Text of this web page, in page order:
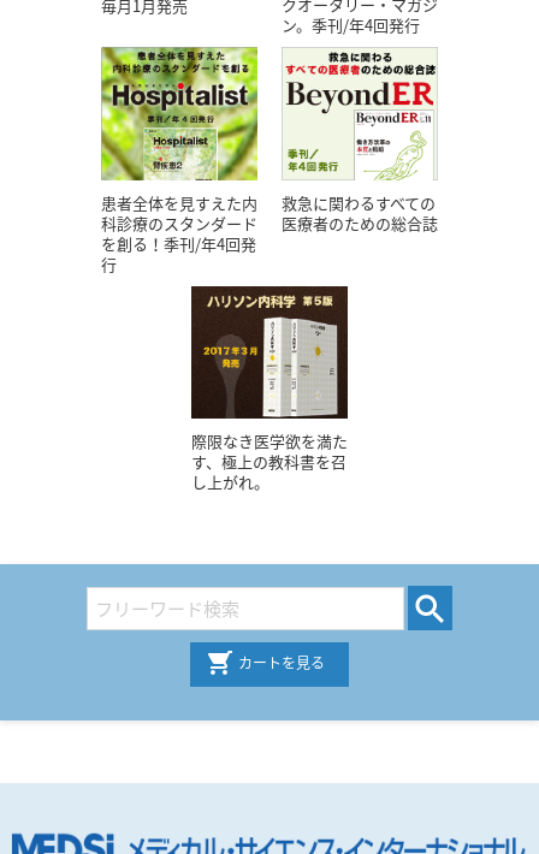
毎月1月発売
ン。季刊/年4回発行
患者全体を見すえた内
科診療のスタンダード
を創る！季刊/年4回発
行
救急に関わるすべての
医療者のための総合誌
際限なき医学欲を満た
す、極上の教科書を召
し上がれ。
カートを見る